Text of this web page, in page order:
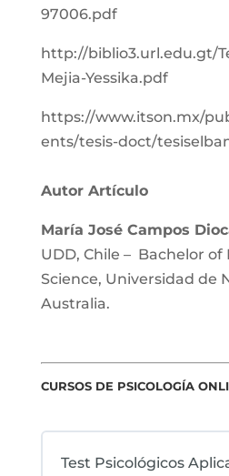
97006.pdf
http://biblio3.url.edu.gt/
Mejia-Yessika.pdf
https://www.itson.mx/
ents/tesis-doct/
Autor Artículo
María José Campos
UDD, Chile – Bachelor of
Science, Universidad de
Australia.
CURSOS DE PSICOLOGÍA
Test Psicológicos